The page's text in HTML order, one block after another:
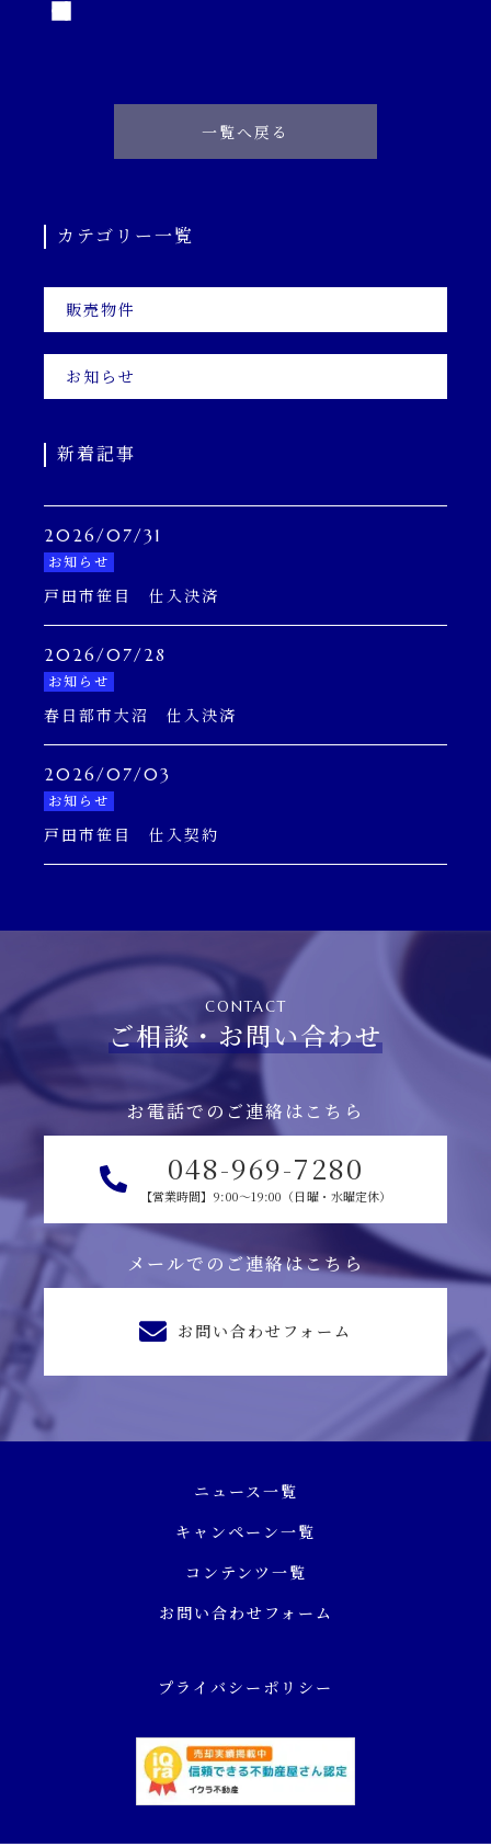
一覧へ戻る
カテゴリー一覧
販売物件
お知らせ
新着記事
2026/07/31
お知らせ
戸田市笹目 仕入決済
2026/07/28
お知らせ
春日部市大沼 仕入決済
2026/07/03
お知らせ
戸田市笹目 仕入契約
CONTACT
ご相談・お問い合わせ
お電話でのご連絡はこちら
048-969-7280
【営業時間】9:00～19:00（日曜・水曜定休）
メールでのご連絡はこちら
お問い合わせフォーム
ニュース一覧
キャンペーン一覧
コンテンツ一覧
お問い合わせフォーム
プライバシーポリシー